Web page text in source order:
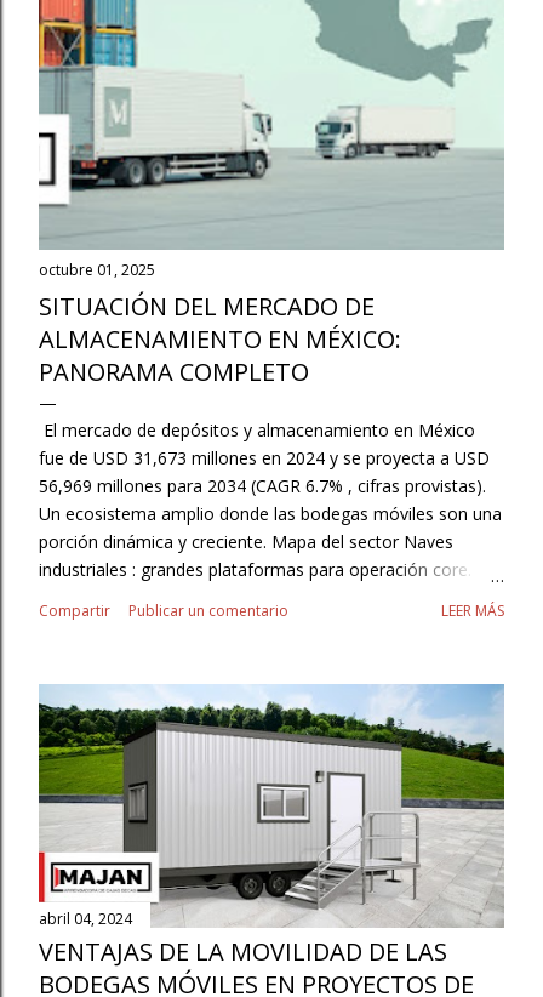
s
octubre 01, 2025
SITUACIÓN DEL MERCADO DE
ALMACENAMIENTO EN MÉXICO:
PANORAMA COMPLETO
El mercado de depósitos y almacenamiento en México
fue de USD 31,673 millones en 2024 y se proyecta a USD
56,969 millones para 2034 (CAGR 6.7% , cifras provistas).
Un ecosistema amplio donde las bodegas móviles son una
porción dinámica y creciente. Mapa del sector Naves
industriales : grandes plataformas para operación core.
flexibilidad. Autoalmacenaje/minibodegas : resguardo para
almacenamiento móvil/temporal. Cadena de frío :
temperatura controlada para pharma y perecederos.
Última milla : hubs urbanos y micro‑fulfillment. Tendencias
transversales Flexibilidad contractual (OPEX). Proximidad al
consumidor/operación. Digitalización y datos para planear
capacidad. Sostenibilidad y eficiencia energética. ¿Dónde
encaja Majan ? Bodegas móviles como capacidad elástica
: agrega metros donde y cuando se necesitan. Despliegue
ágil sin obra civil mayor. Complemento a naves y...
Compartir Publicar un comentario LEER MÁS
abril 04, 2024
VENTAJAS DE LA MOVILIDAD DE LAS
BODEGAS MÓVILES EN PROYECTOS DE